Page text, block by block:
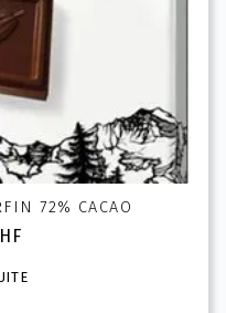
72% CACAO